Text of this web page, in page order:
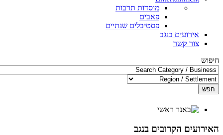
מוסדות תרבות
פאבים
פסטיבלים שנתיים
אירועים בנגב
צור קשר
חיפוש
חפש
האירועים הקרובים בנגב